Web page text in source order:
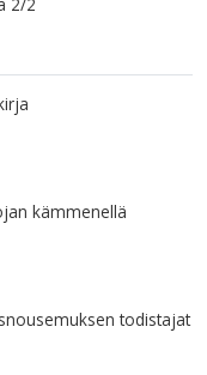
2/2
kämmenellä
todistajat